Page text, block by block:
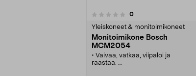
0arvostelut
Yleiskoneet & monitoimikoneet
Monitoimikone Bosch
MCM2054
• Vaivaa, vatkaa, viipaloi ja
raastaa.